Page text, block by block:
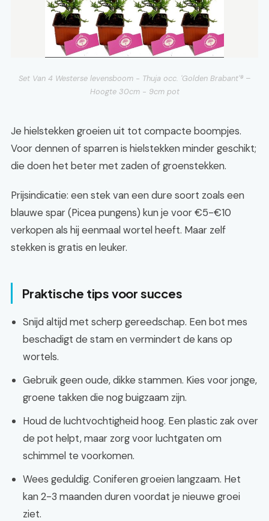
Set Van 4 Westerse levensboom - Thuja occ. 'Golden Brabant'® –
Hoogte 30cm - 9cm pot
Je hielstekken groeien uit tot compacte boompjes.
Voor dennen of sparren is hielstekken minder geschikt;
die doen het beter met zaden of groenstekken.
Prijsindicatie: een stek van een dure soort zoals een
blauwe spar (Picea pungens) kun je voor €5-€10
verkopen als hij eenmaal wortel heeft. Maar zelf
stekken is gratis en leuker.
Praktische tips voor succes
Snijd altijd met scherp gereedschap. Een bot mes
beschadigt de stam en vermindert de kans op
wortels.
Gebruik geen oude, dikke stammen. Kies voor jonge,
groene takken die nog buigzaam zijn.
Houd de luchtvochtigheid hoog. Een plastic zak over
de pot helpt, maar zorg voor luchtgaten om
schimmel te voorkomen.
Wees geduldig. Coniferen groeien langzaam. Het
kan 2-3 maanden duren voordat je nieuwe groei
ziet.